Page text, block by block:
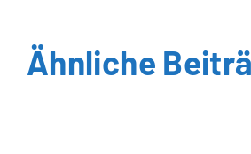
Ähnliche